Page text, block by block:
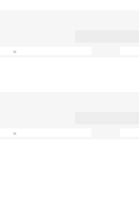
«
«